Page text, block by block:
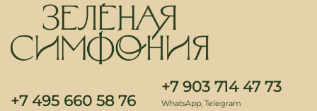
+7 495 660 58 76
+7 903 714 47 73
WhatsApp, Telegram